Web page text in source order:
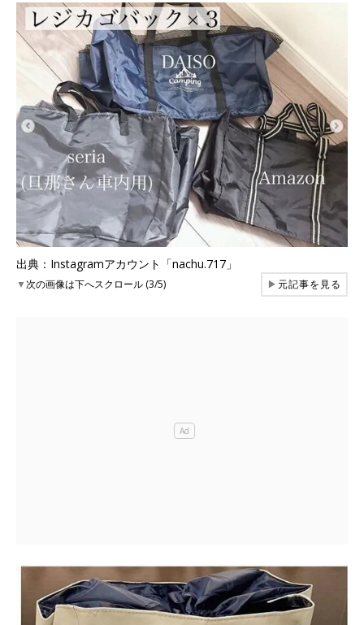
出典：Instagramアカウント「nachu.717」
▼次の画像は下へスクロール (3/5) ▶元記事を見る